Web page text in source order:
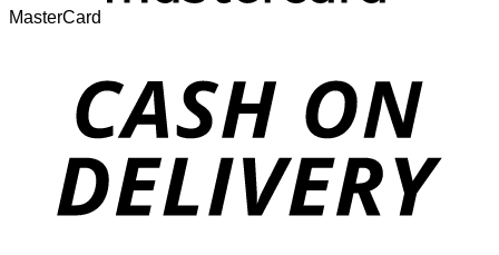
MasterCard